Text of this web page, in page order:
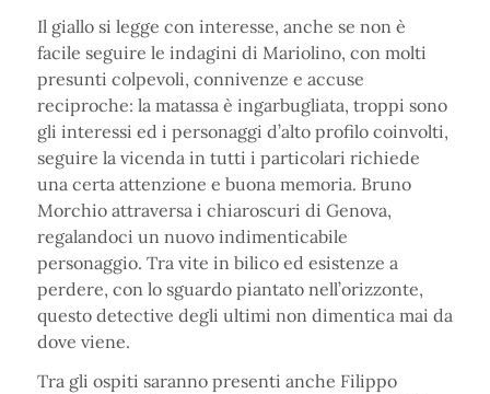
Il giallo si legge con interesse, anche se non è
facile seguire le indagini di Mariolino, con molti
presunti colpevoli, connivenze e accuse
reciproche: la matassa è ingarbugliata, troppi sono
gli interessi ed i personaggi d’alto profilo coinvolti,
seguire la vicenda in tutti i particolari richiede
una certa attenzione e buona memoria. Bruno
Morchio attraversa i chiaroscuri di Genova,
regalandoci un nuovo indimenticabile
personaggio. Tra vite in bilico ed esistenze a
perdere, con lo sguardo piantato nell’orizzonte,
questo detective degli ultimi non dimentica mai da
dove viene.
Tra gli ospiti saranno presenti anche Filippo